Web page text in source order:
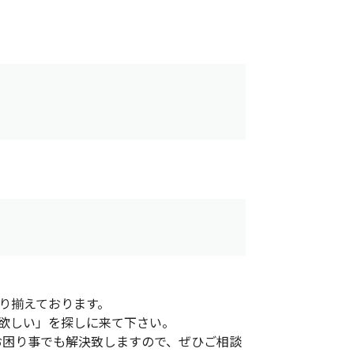
えております。
い」を探しに来て下さい。
り事でも解決致しますので、ぜひご相談